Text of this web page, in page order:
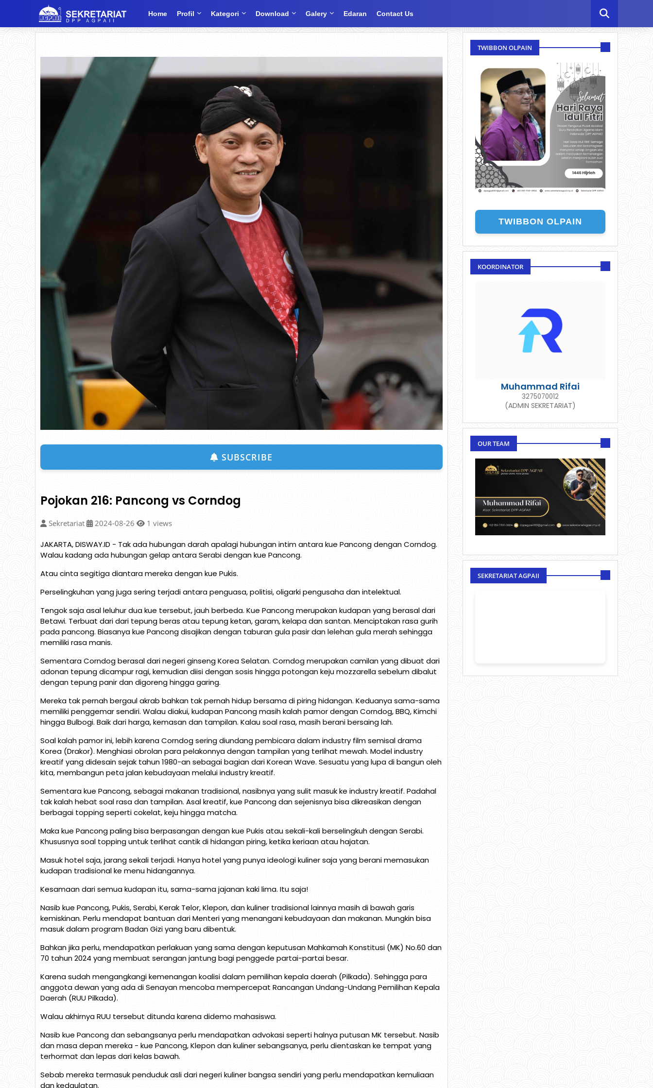
Home Profil Kategori Download Galery Edaran Contact Us
SUBSCRIBE
Pojokan 216: Pancong vs Corndog
Sekretariat 2024-08-26 1 views
JAKARTA, DISWAY.ID - Tak ada hubungan darah apalagi hubungan intim antara kue Pancong dengan Corndog.
Walau kadang ada hubungan gelap antara Serabi dengan kue Pancong.
Atau cinta segitiga diantara mereka dengan kue Pukis.
Perselingkuhan yang juga sering terjadi antara penguasa, politisi, oligarki pengusaha dan intelektual.
Tengok saja asal leluhur dua kue tersebut, jauh berbeda. Kue Pancong merupakan kudapan yang berasal dari
Betawi. Terbuat dari dari tepung beras atau tepung ketan, garam, kelapa dan santan. Menciptakan rasa gurih
pada pancong. Biasanya kue Pancong disajikan dengan taburan gula pasir dan lelehan gula merah sehingga
memiliki rasa manis.
Sementara Corndog berasal dari negeri ginseng Korea Selatan. Corndog merupakan camilan yang dibuat dari
adonan tepung dicampur ragi, kemudian diisi dengan sosis hingga potongan keju mozzarella sebelum dibalut
dengan tepung panir dan digoreng hingga garing.
Mereka tak pernah bergaul akrab bahkan tak pernah hidup bersama di piring hidangan. Keduanya sama-sama
memiliki penggemar sendiri. Walau diakui, kudapan Pancong masih kalah pamor dengan Corndog, BBQ, Kimchi
hingga Bulbogi. Baik dari harga, kemasan dan tampilan. Kalau soal rasa, masih berani bersaing lah.
Soal kalah pamor ini, lebih karena Corndog sering diundang pembicara dalam industry film semisal drama
Korea (Drakor). Menghiasi obrolan para pelakonnya dengan tampilan yang terlihat mewah. Model industry
kreatif yang didesain sejak tahun 1980-an sebagai bagian dari Korean Wave. Sesuatu yang lupa di bangun oleh
kita, membangun peta jalan kebudayaan melalui industry kreatif.
Sementara kue Pancong, sebagai makanan tradisional, nasibnya yang sulit masuk ke industry kreatif. Padahal
tak kalah hebat soal rasa dan tampilan. Asal kreatif, kue Pancong dan sejenisnya bisa dikreasikan dengan
berbagai topping seperti cokelat, keju hingga matcha.​
Maka kue Pancong paling bisa berpasangan dengan kue Pukis atau sekali-kali berselingkuh dengan Serabi.
Khususnya soal topping untuk terlihat cantik di hidangan piring, ketika keriaan atau hajatan.
Masuk hotel saja, jarang sekali terjadi. Hanya hotel yang punya ideologi kuliner saja yang berani memasukan
kudapan tradisional ke menu hidangannya.
Kesamaan dari semua kudapan itu, sama-sama jajanan kaki lima. Itu saja!
Nasib kue Pancong, Pukis, Serabi, Kerak Telor, Klepon, dan kuliner tradisional lainnya masih di bawah garis
kemiskinan. Perlu mendapat bantuan dari Menteri yang menangani kebudayaan dan makanan. Mungkin bisa
masuk dalam program Badan Gizi yang baru dibentuk.
Bahkan jika perlu, mendapatkan perlakuan yang sama dengan keputusan Mahkamah Konstitusi (MK) No.60 dan
70 tahun 2024 yang membuat serangan jantung bagi penggede partai-partai besar.
Karena sudah mengangkangi kemenangan koalisi dalam pemilihan kepala daerah (Pilkada). Sehingga para
anggota dewan yang ada di Senayan mencoba mempercepat Rancangan Undang-Undang Pemilihan Kepala
Daerah (RUU Pilkada).
Walau akhirnya RUU tersebut ditunda karena didemo mahasiswa.
Nasib kue Pancong dan sebangsanya perlu mendapatkan advokasi seperti halnya putusan MK tersebut. Nasib
dan masa depan mereka - kue Pancong, Klepon dan kuliner sebangsanya, perlu dientaskan ke tempat yang
terhormat dan lepas dari kelas bawah.
Sebab mereka termasuk penduduk asli dari negeri kuliner bangsa sendiri yang perlu mendapatkan kemuliaan
dan kedaulatan.
TWIBBON OLPAIN
TWIBBON OLPAIN
KOORDINATOR
Muhammad Rifai
3275070012
(ADMIN SEKRETARIAT)
OUR TEAM
SEKRETARIAT AGPAII